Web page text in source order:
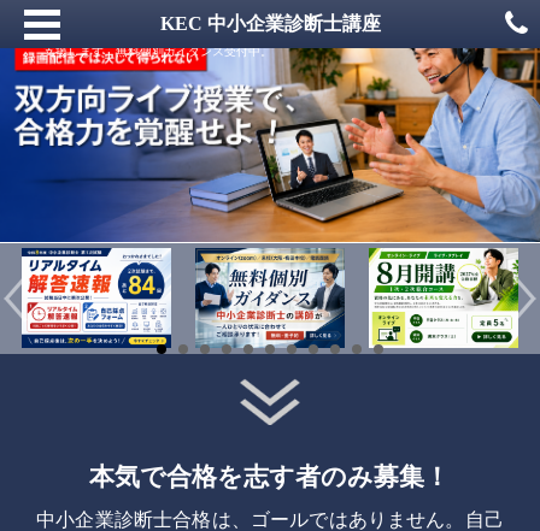
中小企業診断士の1次・2次試験対策ならKECビジネススクール。録画講座ではな
く、質問できる双方向オンライン・ライブ授業で、独学に不安を感じる方の合格を
支援します。無料個別ガイダンス受付中。
本気で合格を志す者のみ募集！
中小企業診断士合格は、ゴールではありません。自己
KEC 中小企業診断士講座